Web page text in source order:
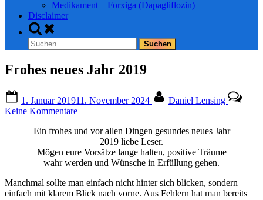
Medikament – Forxiga (Dapagliflozin)
Disclaimer
Toggle
search
form
Suchen
nach:
Frohes neues Jahr 2019
on
1. Januar 201911. November 2024
Daniel Lensing
Keine Kommentarezu
neues
2019
Ein frohes und vor allen Dingen gesundes neues Jahr
2019 liebe Leser.
Mögen eure Vorsätze lange halten, positive Träume
wahr werden und Wünsche in Erfüllung gehen.
Manchmal sollte man einfach nicht hinter sich blicken, sondern
einfach mit klarem Blick nach vorne. Aus Fehlern hat man bereits